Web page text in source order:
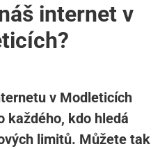
internet v
v Modleticích
každého, kdo hledá
limitů. Můžete tak